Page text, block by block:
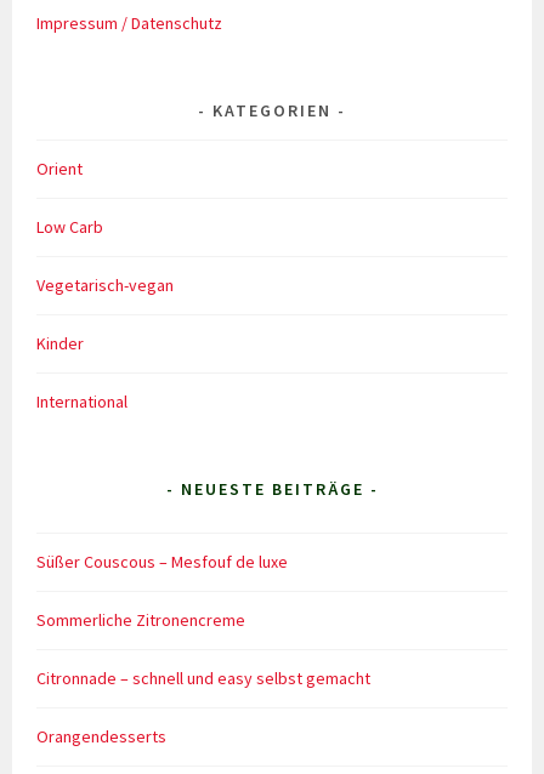
Impressum / Datenschutz
KATEGORIEN
Orient
Low Carb
Vegetarisch-vegan
Kinder
International
- NEUESTE BEITRÄGE -
Süßer Couscous – Mesfouf de luxe
Sommerliche Zitronencreme
Citronnade – schnell und easy selbst gemacht
Orangendesserts